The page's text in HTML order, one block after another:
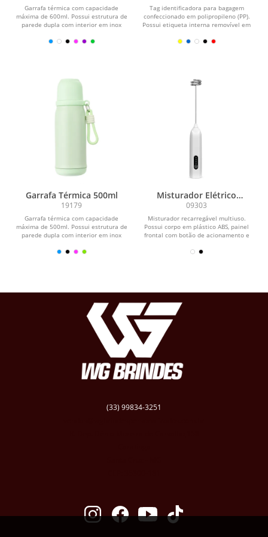
Garrafa térmica com capacidade
máxima de 600ml. Possui estrutura de
parede dupla com interior em inox
Tag identificadora para bagagem
confeccionado em polipropileno (PP).
Possui etiqueta interna removível em
Garrafa Térmica 500ml
19179
Garrafa térmica com capacidade
máxima de 500ml. Possui estrutura de
parede dupla com interior em inox
Misturador Elétrico
Recarregável
09303
Misturador recarregável multiuso.
Possui corpo em plástico ABS, painel
frontal com botão de acionamento e
(33) 99834-3251